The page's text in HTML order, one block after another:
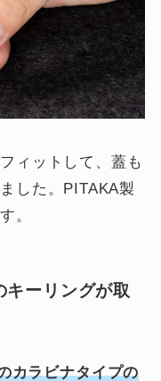
ィットして、蓋も
した。PITAKA製
。
キーリングが取
カラビナタイプの